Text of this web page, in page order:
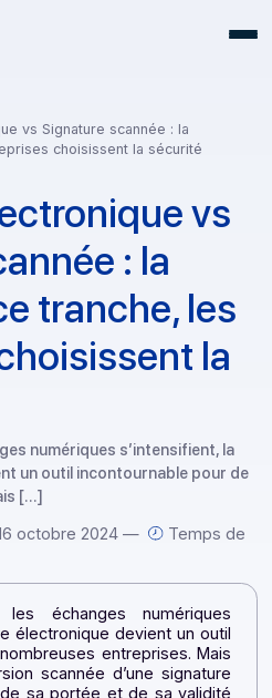
vs Signature scannée : la
: la
tranche,
choisissent
numériques s’intensifient,
un outil incontournable
[…]
16 octobre 2024 —
les échanges